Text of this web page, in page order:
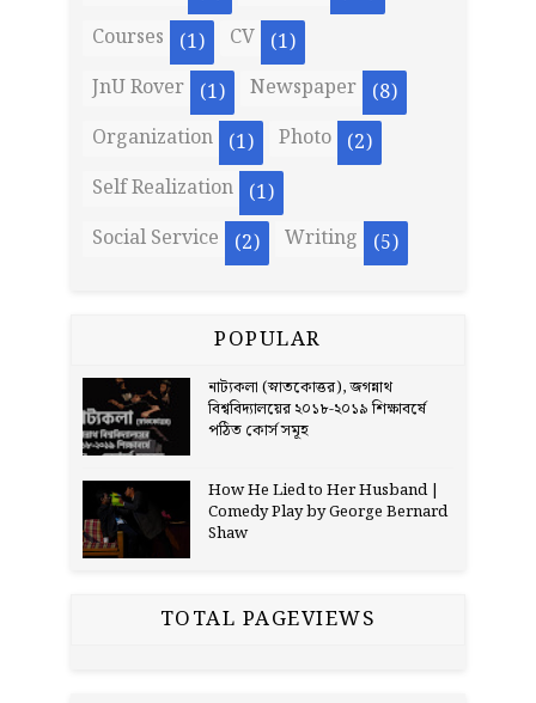
Courses (1) CV (1)
JnU Rover (1) Newspaper (8)
Organization (1) Photo (2)
Self Realization (1)
Social Service (2) Writing (5)
POPULAR
নাট্যকলা (স্নাতকোত্তর), জগন্নাথ
বিশ্ববিদ্যালয়ের ২০১৮-২০১৯ শিক্ষাবর্ষে
পঠিত কোর্স সমূহ
How He Lied to Her Husband |
Comedy Play by George Bernard
Shaw
TOTAL PAGEVIEWS